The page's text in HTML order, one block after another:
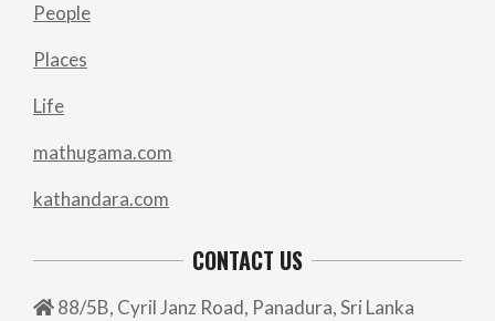
People
Places
Life
mathugama.com
kathandara.com
CONTACT US
88/5B, Cyril Janz Road, Panadura, Sri Lanka